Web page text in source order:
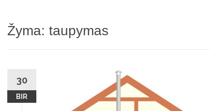
Žyma: taupymas
30
BIR